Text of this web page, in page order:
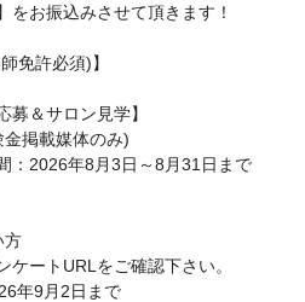
をお振込みさせて頂きます！
免許必須)】
＆サロン見学】
掲載媒体のみ)
：2026年8月3日～8月31日まで
方
ートURLをご確認下さい。
年9月2日まで